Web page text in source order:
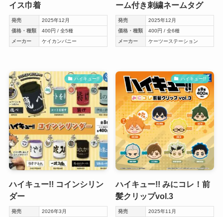
イス巾着
発売
2025年12月
価格・種類
400円 / 全5種
メーカー
ケイカンパニー
ーム付き刺繍ネームタグ
発売
2025年12月
価格・種類
400円 / 全6種
メーカー
ケーツーステーション
ハイキュー!!
ハイキュー!! コインシリン
ダー
発売
2026年3月
ハイキュー!!
ハイキュー!! みにコレ！前
髪クリップvol.3
発売
2025年11月